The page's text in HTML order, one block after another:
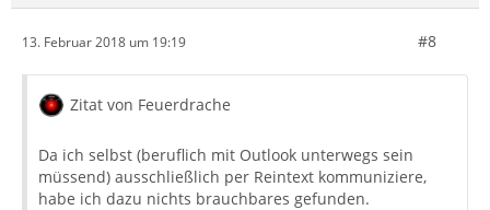
13. Februar 2018 um 19:19 #8
Zitat von Feuerdrache
Da ich selbst (beruflich mit Outlook unterwegs sein
müssend) ausschließlich per Reintext kommuniziere,
habe ich dazu nichts brauchbares gefunden.